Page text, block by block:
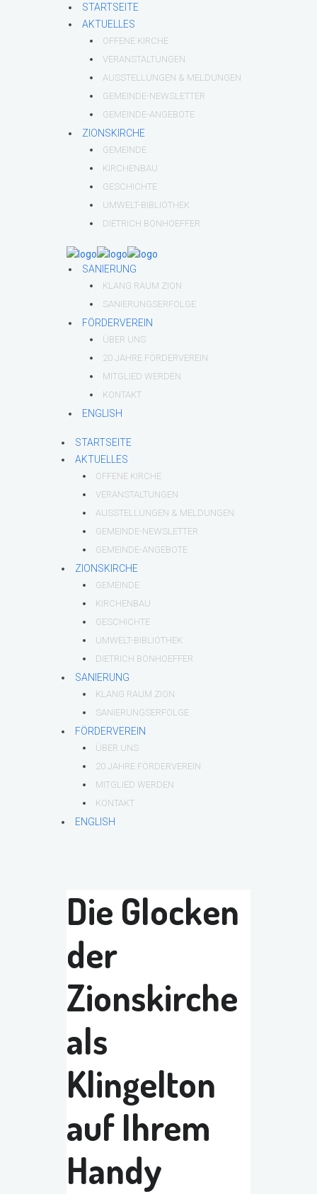
STARTSEITE
AKTUELLES
OFFENE KIRCHE
VERANSTALTUNGEN
AUSSTELLUNGEN & MELDUNGEN
GEMEINDE-NEWSLETTER
GEMEINDE-ANGEBOTE
ZIONSKIRCHE
GEMEINDE
KIRCHENBAU
GESCHICHTE
UMWELT-BIBLIOTHEK
DIETRICH BONHOEFFER
SANIERUNG
KLANG RAUM ZION
SANIERUNGSERFOLGE
FÖRDERVEREIN
ÜBER UNS
20 JAHRE FÖRDERVEREIN
MITGLIED WERDEN
KONTAKT
ENGLISH
STARTSEITE
AKTUELLES
OFFENE KIRCHE
VERANSTALTUNGEN
AUSSTELLUNGEN & MELDUNGEN
GEMEINDE-NEWSLETTER
GEMEINDE-ANGEBOTE
ZIONSKIRCHE
GEMEINDE
KIRCHENBAU
GESCHICHTE
UMWELT-BIBLIOTHEK
DIETRICH BONHOEFFER
SANIERUNG
KLANG RAUM ZION
SANIERUNGSERFOLGE
FÖRDERVEREIN
ÜBER UNS
20 JAHRE FÖRDERVEREIN
MITGLIED WERDEN
KONTAKT
ENGLISH
Die Glocken
der
Zionskirche
als
Klingelton
auf Ihrem
Handy